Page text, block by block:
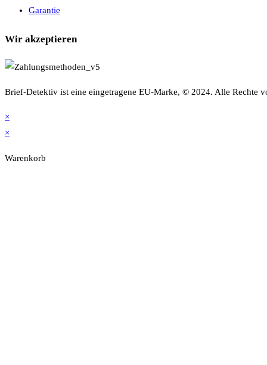
Garantie
Wir akzeptieren
Brief-Detektiv ist eine eingetragene EU-Marke, © 2024. Alle Rechte
×
×
Warenkorb